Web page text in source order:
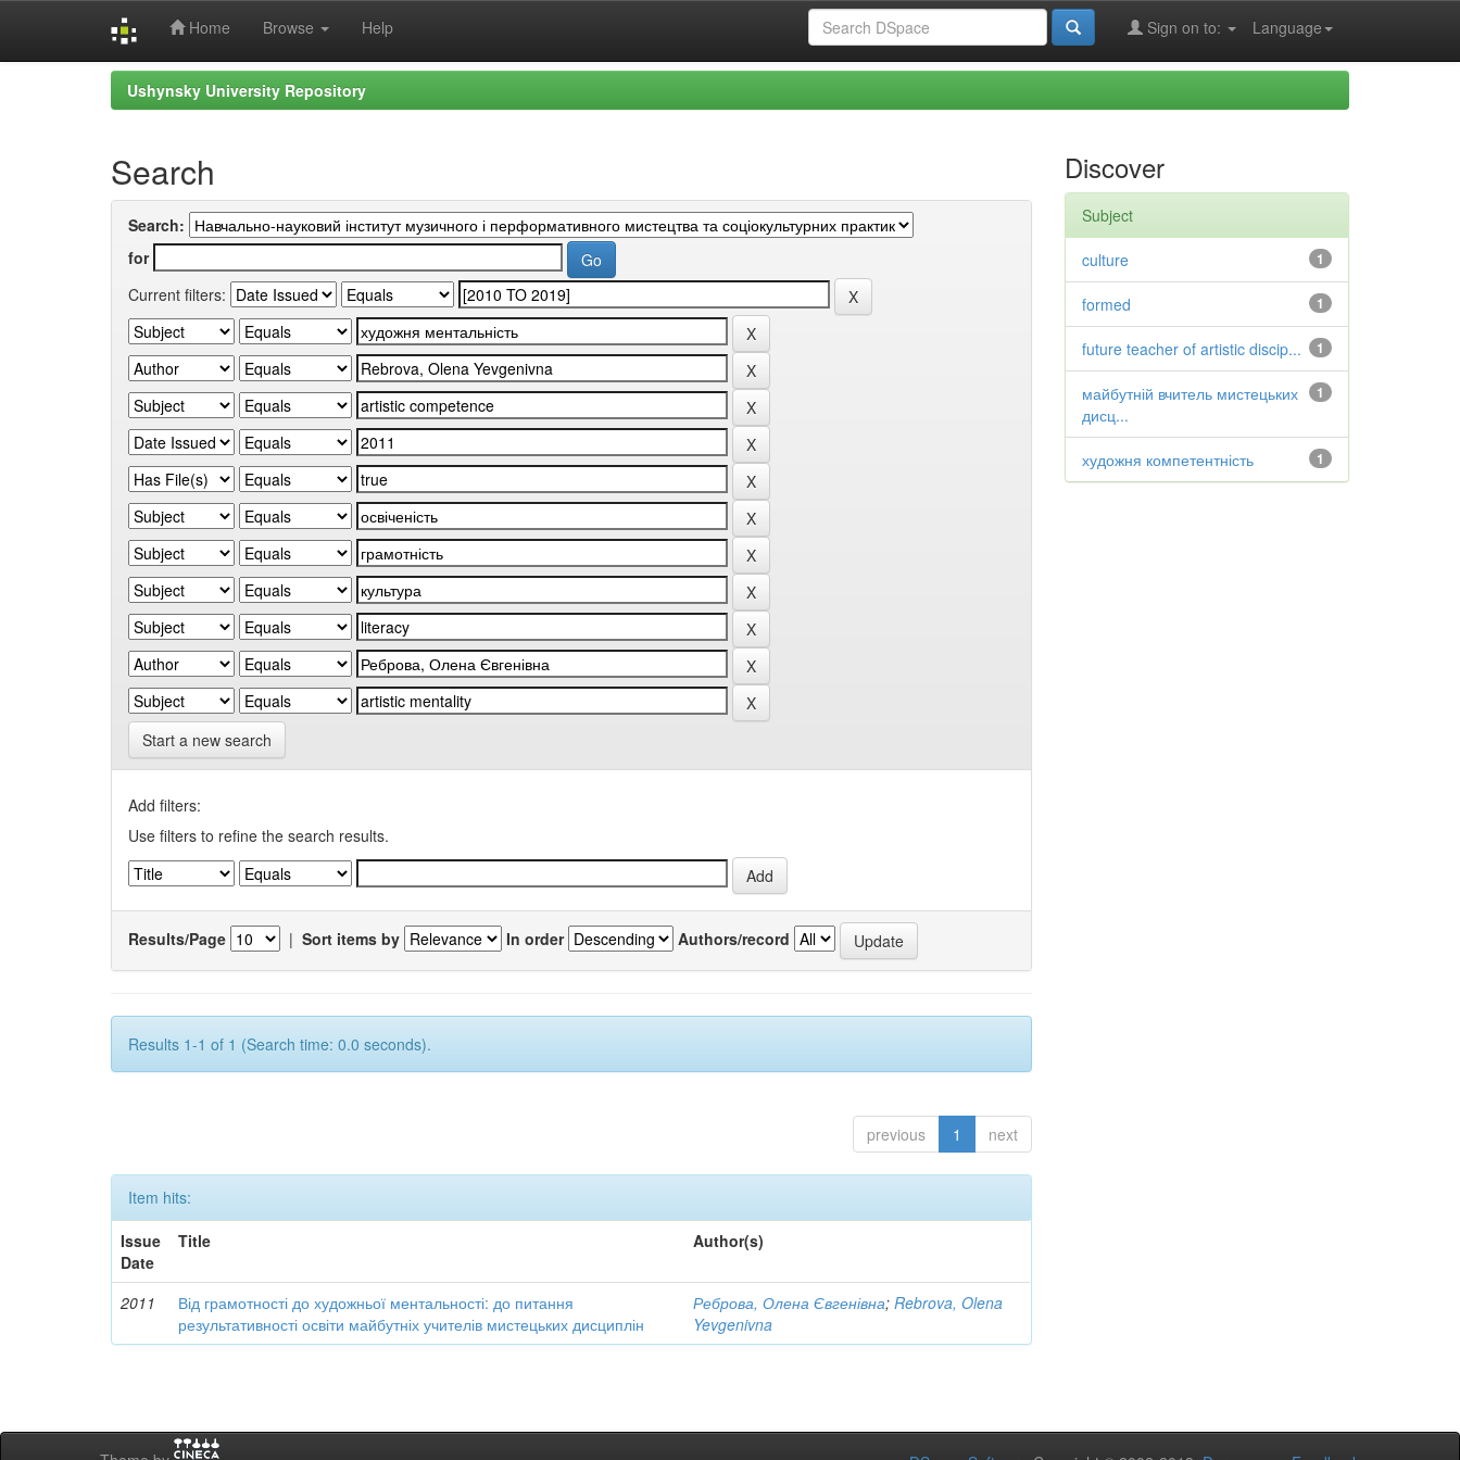
Home Browse Help Language
Sign on to:
Ushynsky University Repository
Search
Search:
for
Current filters:
Start a new search
Add filters:
Use filters to refine the search results.
Results/Page | Sort items by In order Authors/record
Results 1-1 of 1 (Search time: 0.0 seconds).
previous 1 next
Item hits:
Issue
Date
Title Author(s)
2011
Від грамотності до художньої ментальності: до питання
результативності освіти майбутніх учителів мистецьких дисциплін
Реброва, Олена Євгенівна;Rebrova, Olena
Yevgenivna
Discover
Subject
1
culture
1
formed
1
future teacher of artistic discip...
1
майбутній вчитель мистецьких
дисц...
1
художня компетентність